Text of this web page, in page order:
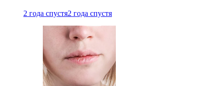
2 года спустя2 года спустя